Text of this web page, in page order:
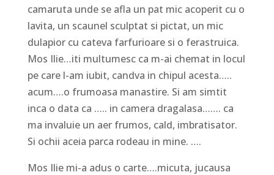
camaruta unde se afla un pat mic acoperit cu o
lavita, un scaunel sculptat si pictat, un mic
dulapior cu cateva farfurioare si o ferastruica.
Mos Ilie…iti multumesc ca m-ai chemat in locul
pe care l-am iubit, candva in chipul acesta…..
acum….o frumoasa manastire. Si am simtit
inca o data ca ….. in camera dragalasa……. ca
ma invaluie un aer frumos, cald, imbratisator.
Si ochii aceia parca rodeau in mine. ….
Mos Ilie mi-a adus o carte….micuta, jucausa